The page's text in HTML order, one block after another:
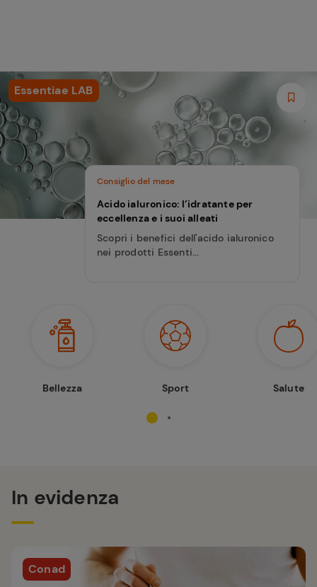
Essentiae LAB
Consiglio del mese
Acido ialuronico: l’idratante per
eccellenza e i suoi alleati
Scopri i benefici dell'acido ialuronico
nei prodotti Essenti...
Bellezza Sport Salute
In evidenza
Conad